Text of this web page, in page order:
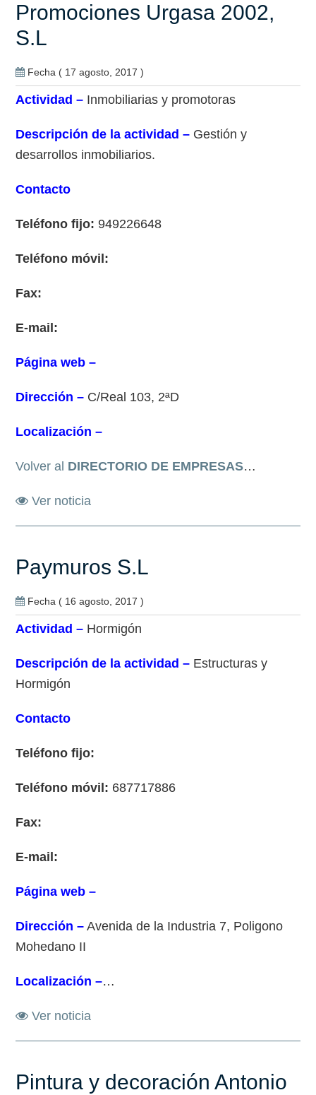
Promociones Urgasa 2002,
S.L
Fecha ( 17 agosto, 2017 )
Actividad – Inmobiliarias y promotoras
Descripción de la actividad – Gestión y
desarrollos inmobiliarios.
Contacto
Teléfono fijo: 949226648
Teléfono móvil:
Fax:
E-mail:
Página web –
Dirección – C/Real 103, 2ªD
Localización –
Volver al DIRECTORIO DE EMPRESAS…
Ver noticia
Paymuros S.L
Fecha ( 16 agosto, 2017 )
Actividad – Hormigón
Descripción de la actividad – Estructuras y
Hormigón
Contacto
Teléfono fijo:
Teléfono móvil: 687717886
Fax:
E-mail:
Página web –
Dirección – Avenida de la Industria 7, Poligono
Mohedano II
Localización –…
Ver noticia
Pintura y decoración Antonio